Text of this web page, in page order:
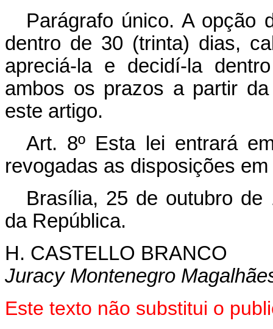
Parágrafo único. A opção
dentro de 30 (trinta) dias,
apreciá-la e decidí-la
ambos os prazos a partir
este artigo.
Art. 8º Esta lei entrará
revogadas as disposições
Brasília, 25 de outubro de
da República.
H. CASTELLO BRANCO
Juracy Montenegro
Este texto não substitui o